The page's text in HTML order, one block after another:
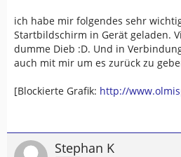
ich habe mir folgendes sehr
Startbildschirm in Gerät geladen.
dumme Dieb :D. Und in
auch mit mir um es zurück zu
[Blockierte Grafik: http://
Stephan K